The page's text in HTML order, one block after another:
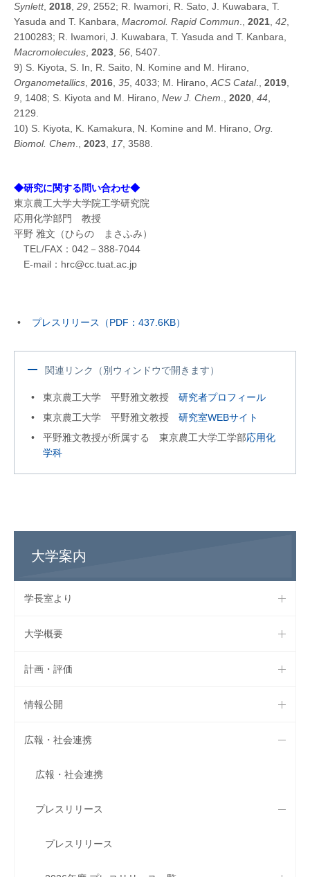
Synlett, 2018 29 , 2552; R. Iwamori, R. Sato, J. Kuwabara, T.
Yasuda and T. Kanbara, Macromol. Rapid Commun 2021 42
2100283; R. Iwamori, J. Kuwabara, T. Yasuda and T. Kanbara,
Macromolecules 2023 56 , 5407.
9) S. Kiyota, S. In, R. Saito, N. Komine and M. Hirano,
Organometallics 2016 35 , 4033; M. Hirano, ACS Catal., 2019
9 , 1408; S. Kiyota and M. Hirano, New J. Chem 2020 44
2129.
10) S. Kiyota, K. Kamakura, N. Komine and M. Hirano, Org.
Biomol. Chem
2023 17 , 3588.
◆研究に関する問い合わせ◆
東京農工大学大学院工学研究院
応用化学部門 教授
平野 雅文（ひらの まさふみ）
TEL/FAX：042－388-7044
E-mail：hrc@cc.tuat.ac.jp
プレスリリース（PDF：437.6KB）
関連リンク（別ウィンドウで開きます）
東京農工大学 平野雅文教授研究者プロフィール
東京農工大学 平野雅文教授研究室WEBサイト
平野雅文教授が所属する 東京農工大学工学部応用化
学科
大学案内
学長室より
大学概要
計画・評価
情報公開
広報・社会連携
広報・社会連携
プレスリリース
プレスリリース